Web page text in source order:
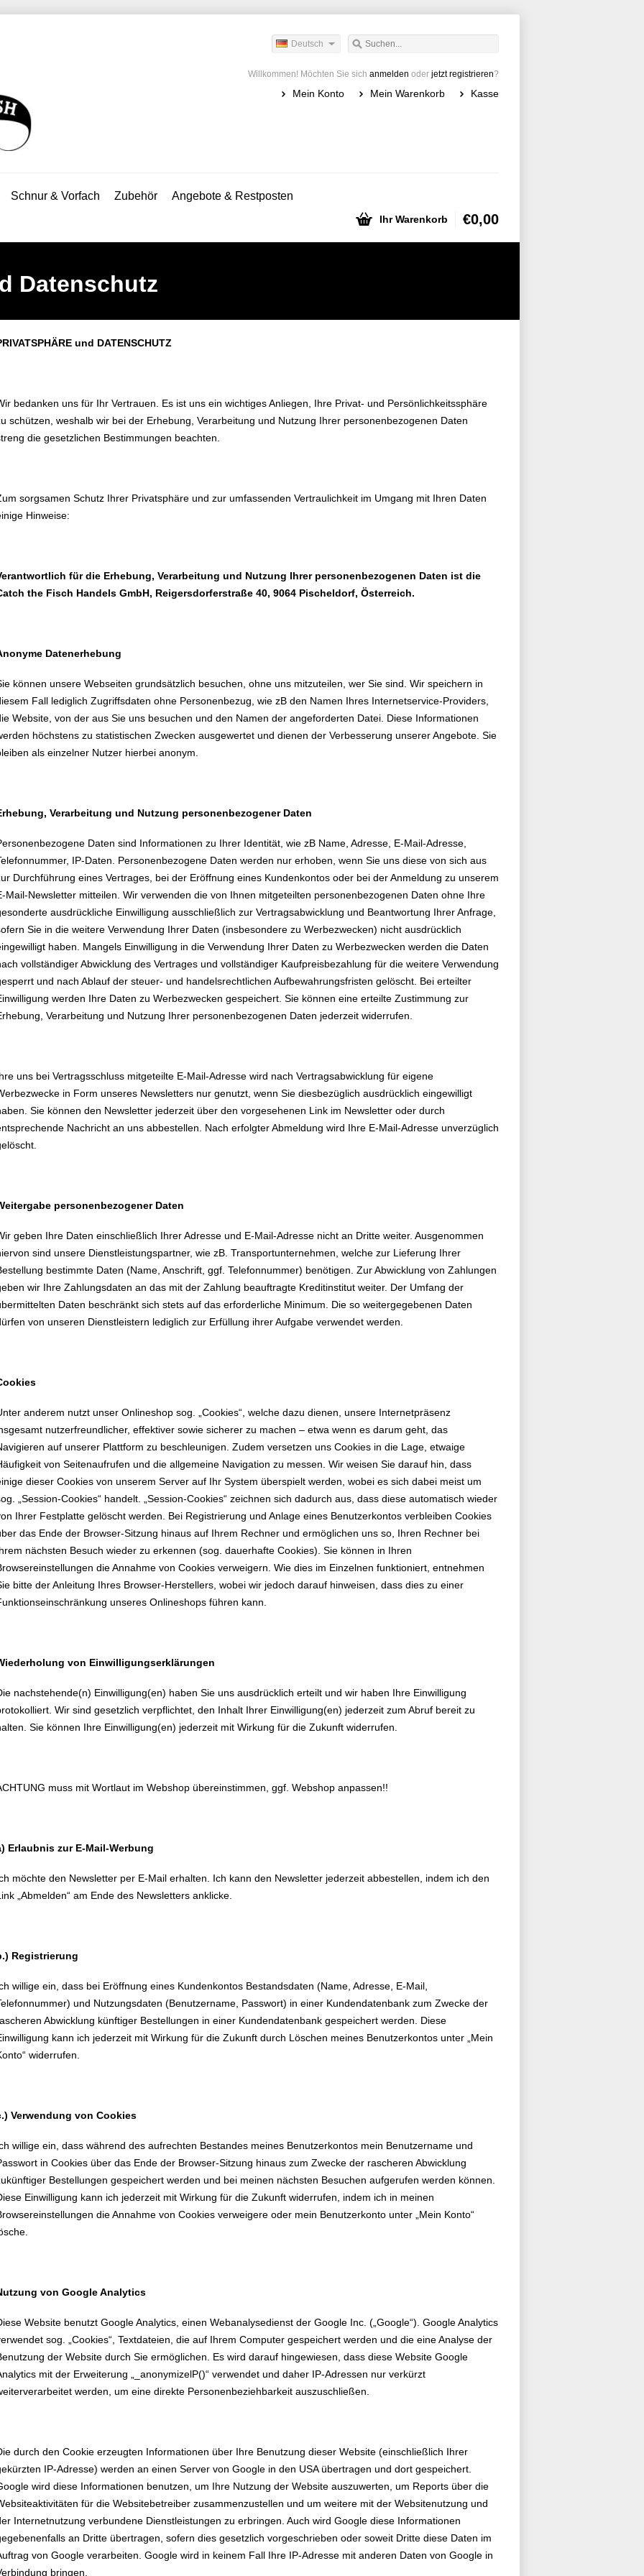
Deutsch
Willkommen! Möchten Sie sich anmelden oder jetzt registrieren?
Mein Konto Mein Warenkorb Kasse
Schnur & Vorfach Zubehör Angebote & Restposten
Ihr Warenkorb €0,00
Datenschutz
und DATENSCHUTZ
bedanken uns für Ihr Vertrauen. Es ist uns ein wichtiges Anliegen, Ihre Privat- und Persönlichkeitssphäre
schützen, weshalb wir bei der Erhebung, Verarbeitung und Nutzung Ihrer personenbezogenen Daten
die gesetzlichen Bestimmungen beachten.
sorgsamen Schutz Ihrer Privatsphäre und zur umfassenden Vertraulichkeit im Umgang mit Ihren Daten
Hinweise:
für die Erhebung, Verarbeitung und Nutzung Ihrer personenbezogenen Daten ist die
the Fisch Handels GmbH, Reigersdorferstraße 40, 9064 Pischeldorf, Österreich.
Datenerhebung
können unsere Webseiten grundsätzlich besuchen, ohne uns mitzuteilen, wer Sie sind. Wir speichern in
Fall lediglich Zugriffsdaten ohne Personenbezug, wie zB den Namen Ihres Internetservice-Providers,
Website, von der aus Sie uns besuchen und den Namen der angeforderten Datei. Diese Informationen
höchstens zu statistischen Zwecken ausgewertet und dienen der Verbesserung unserer Angebote. Sie
als einzelner Nutzer hierbei anonym.
Verarbeitung und Nutzung personenbezogener Daten
Daten sind Informationen zu Ihrer Identität, wie zB Name, Adresse, E-Mail-Adresse,
IP-Daten. Personenbezogene Daten werden nur erhoben, wenn Sie uns diese von sich aus
Durchführung eines Vertrages, bei der Eröffnung eines Kundenkontos oder bei der Anmeldung zu unserem
Mail-Newsletter mitteilen. Wir verwenden die von Ihnen mitgeteilten personenbezogenen Daten ohne Ihre
ausdrückliche Einwilligung ausschließlich zur Vertragsabwicklung und Beantwortung Ihrer Anfrage,
Sie in die weitere Verwendung Ihrer Daten (insbesondere zu Werbezwecken) nicht ausdrücklich
haben. Mangels Einwilligung in die Verwendung Ihrer Daten zu Werbezwecken werden die Daten
vollständiger Abwicklung des Vertrages und vollständiger Kaufpreisbezahlung für die weitere Verwendung
und nach Ablauf der steuer- und handelsrechtlichen Aufbewahrungsfristen gelöscht. Bei erteilter
werden Ihre Daten zu Werbezwecken gespeichert. Sie können eine erteilte Zustimmung zur
Verarbeitung und Nutzung Ihrer personenbezogenen Daten jederzeit widerrufen.
uns bei Vertragsschluss mitgeteilte E-Mail-Adresse wird nach Vertragsabwicklung für eigene
in Form unseres Newsletters nur genutzt, wenn Sie diesbezüglich ausdrücklich eingewilligt
Sie können den Newsletter jederzeit über den vorgesehenen Link im Newsletter oder durch
Nachricht an uns abbestellen. Nach erfolgter Abmeldung wird Ihre E-Mail-Adresse unverzüglich
personenbezogener Daten
geben Ihre Daten einschließlich Ihrer Adresse und E-Mail-Adresse nicht an Dritte weiter. Ausgenommen
sind unsere Dienstleistungspartner, wie zB. Transportunternehmen, welche zur Lieferung Ihrer
bestimmte Daten (Name, Anschrift, ggf. Telefonnummer) benötigen. Zur Abwicklung von Zahlungen
wir Ihre Zahlungsdaten an das mit der Zahlung beauftragte Kreditinstitut weiter. Der Umfang der
Daten beschränkt sich stets auf das erforderliche Minimum. Die so weitergegebenen Daten
von unseren Dienstleistern lediglich zur Erfüllung ihrer Aufgabe verwendet werden.
anderem nutzt unser Onlineshop sog. „Cookies“, welche dazu dienen, unsere Internetpräsenz
nutzerfreundlicher, effektiver sowie sicherer zu machen – etwa wenn es darum geht, das
auf unserer Plattform zu beschleunigen. Zudem versetzen uns Cookies in die Lage, etwaige
von Seitenaufrufen und die allgemeine Navigation zu messen. Wir weisen Sie darauf hin, dass
dieser Cookies von unserem Server auf Ihr System überspielt werden, wobei es sich dabei meist um
„Session-Cookies“ handelt. „Session-Cookies“ zeichnen sich dadurch aus, dass diese automatisch wieder
Ihrer Festplatte gelöscht werden. Bei Registrierung und Anlage eines Benutzerkontos verbleiben Cookies
das Ende der Browser-Sitzung hinaus auf Ihrem Rechner und ermöglichen uns so, Ihren Rechner bei
nächsten Besuch wieder zu erkennen (sog. dauerhafte Cookies). Sie können in Ihren
die Annahme von Cookies verweigern. Wie dies im Einzelnen funktioniert, entnehmen
bitte der Anleitung Ihres Browser-Herstellers, wobei wir jedoch darauf hinweisen, dass dies zu einer
unseres Onlineshops führen kann.
von Einwilligungserklärungen
nachstehende(n) Einwilligung(en) haben Sie uns ausdrücklich erteilt und wir haben Ihre Einwilligung
Wir sind gesetzlich verpflichtet, den Inhalt Ihrer Einwilligung(en) jederzeit zum Abruf bereit zu
Sie können Ihre Einwilligung(en) jederzeit mit Wirkung für die Zukunft widerrufen.
muss mit Wortlaut im Webshop übereinstimmen, ggf. Webshop anpassen!!
Erlaubnis zur E-Mail-Werbung
möchte den Newsletter per E-Mail erhalten. Ich kann den Newsletter jederzeit abbestellen, indem ich den
„Abmelden“ am Ende des Newsletters anklicke.
Registrierung
willige ein, dass bei Eröffnung eines Kundenkontos Bestandsdaten (Name, Adresse, E-Mail,
und Nutzungsdaten (Benutzername, Passwort) in einer Kundendatenbank zum Zwecke der
Abwicklung künftiger Bestellungen in einer Kundendatenbank gespeichert werden. Diese
kann ich jederzeit mit Wirkung für die Zukunft durch Löschen meines Benutzerkontos unter „Mein
widerrufen.
Verwendung von Cookies
willige ein, dass während des aufrechten Bestandes meines Benutzerkontos mein Benutzername und
in Cookies über das Ende der Browser-Sitzung hinaus zum Zwecke der rascheren Abwicklung
Bestellungen gespeichert werden und bei meinen nächsten Besuchen aufgerufen werden können.
Einwilligung kann ich jederzeit mit Wirkung für die Zukunft widerrufen, indem ich in meinen
die Annahme von Cookies verweigere oder mein Benutzerkonto unter „Mein Konto“
von Google Analytics
Website benutzt Google Analytics, einen Webanalysedienst der Google Inc. („Google“). Google Analytics
sog. „Cookies“, Textdateien, die auf Ihrem Computer gespeichert werden und die eine Analyse der
der Website durch Sie ermöglichen. Es wird darauf hingewiesen, dass diese Website Google
mit der Erweiterung „_anonymizelP()“ verwendet und daher IP-Adressen nur verkürzt
werden, um eine direkte Personenbeziehbarkeit auszuschließen.
durch den Cookie erzeugten Informationen über Ihre Benutzung dieser Website (einschließlich Ihrer
IP-Adresse) werden an einen Server von Google in den USA übertragen und dort gespeichert.
wird diese Informationen benutzen, um Ihre Nutzung der Website auszuwerten, um Reports über die
für die Websitebetreiber zusammenzustellen und um weitere mit der Websitenutzung und
Internetnutzung verbundene Dienstleistungen zu erbringen. Auch wird Google diese Informationen
an Dritte übertragen, sofern dies gesetzlich vorgeschrieben oder soweit Dritte diese Daten im
von Google verarbeiten. Google wird in keinem Fall Ihre IP-Adresse mit anderen Daten von Google in
bringen.